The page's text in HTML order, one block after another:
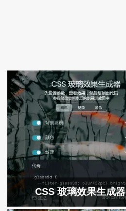
CSS 玻璃效果生成器